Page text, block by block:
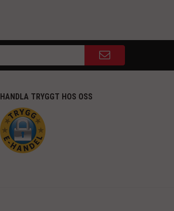
HANDLA TRYGGT HOS OSS